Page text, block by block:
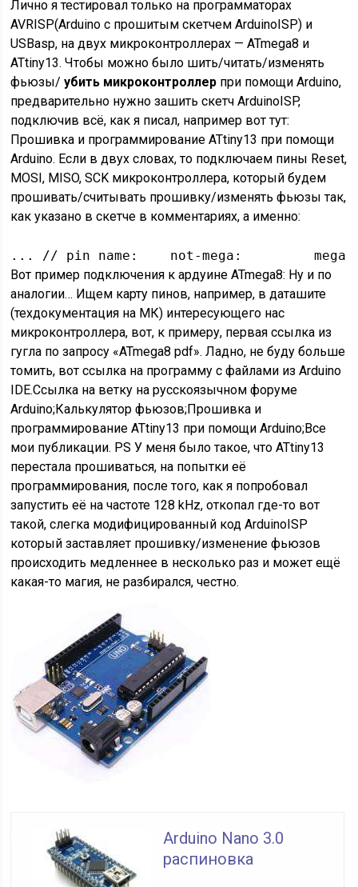
Лично я тестировал только на программаторах
AVRISP(Arduino с прошитым скетчем ArduinoISP) и
USBasp, на двух микроконтроллерах — ATmega8 и
ATtiny13. Чтобы можно было шить/читать/изменять
фьюзы/убить микроконтроллер при помощи Arduino,
предварительно нужно зашить скетч ArduinoISP,
подключив всё, как я писал, например вот тут:
Прошивка и программирование ATtiny13 при помощи
Arduino. Если в двух словах, то подключаем пины Reset,
MOSI, MISO, SCK микроконтроллера, который будем
прошивать/считывать прошивку/изменять фьюзы так,
как указано в скетче в комментариях, а именно:
... // pin name:    not-mega:
Вот пример подключения к ардуине ATmega8: Ну и по
аналогии… Ищем карту пинов, например, в даташите
(техдокументация на МК) интересующего нас
микроконтроллера, вот, к примеру, первая ссылка из
гугла по запросу «ATmega8 pdf». Ладно, не буду больше
томить, вот ссылка на программу с файлами из Arduino
IDE.Ссылка на ветку на русскоязычном форуме
Arduino;Калькулятор фьюзов;Прошивка и
программирование ATtiny13 при помощи Arduino;Все
мои публикации. PS У меня было такое, что ATtiny13
перестала прошиваться, на попытки её
программирования, после того, как я попробовал
запустить её на частоте 128 kHz, откопал где-то вот
такой, слегка модифицированный код ArduinoISP
который заставляет прошивку/изменение фьюзов
происходить медленнее в несколько раз и может ещё
какая-то магия, не разбирался, честно.
Arduino Nano 3.0
распиновка